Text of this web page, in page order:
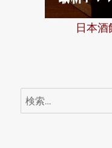
日本酒
検
索: